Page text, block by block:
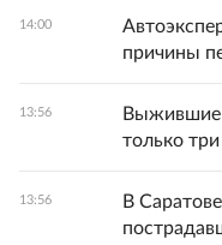
14:00
причины
13:56
Выжившие
только
13:56
В